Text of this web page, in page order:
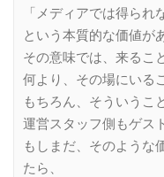
「メディアでは得られ
という本質的な価値が
その意味では、来るこ
何より、その場にいる
もちろん、そういうこ
運営スタッフ側もゲス
もしまだ、そのような
たら、